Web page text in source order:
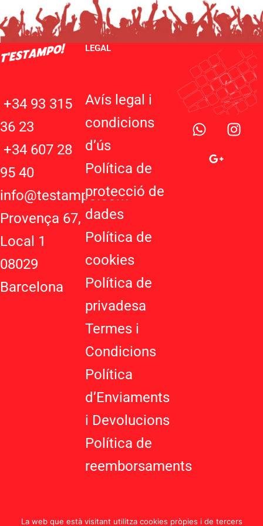
+34 93 315
36 23
+34 607 28
95 40
info@testampo.com
Provença 67,
Local 1
08029
Barcelona
LEGAL
Avís legal i
condicions
d’ús
Política de
protecció de
dades
Política de
cookies
Política de
privadesa
Termes i
Condicions
Política
d’Enviaments
i Devolucions
Política de
reemborsaments
W
h
I
n
o
g
La web que està visitant utilitza cookies pròpies i de tercers